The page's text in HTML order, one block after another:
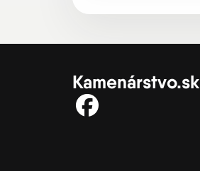
Kamenárstvo.sk